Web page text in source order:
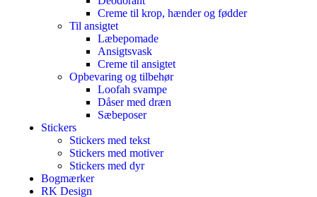
Creme til krop, hænder og fødder
Til ansigtet
Læbepomade
Ansigtsvask
Creme til ansigtet
Opbevaring og tilbehør
Loofah svampe
Dåser med dræn
Sæbeposer
Stickers
Stickers med tekst
Stickers med motiver
Stickers med dyr
Bogmærker
RK Design